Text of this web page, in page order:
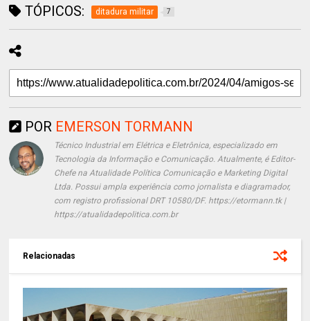
TÓPICOS: ditadura militar 7
POR EMERSON TORMANN
Técnico Industrial em Elétrica e Eletrônica, especializado em
Tecnologia da Informação e Comunicação. Atualmente, é Editor-
Chefe na Atualidade Política Comunicação e Marketing Digital
Ltda. Possui ampla experiência como jornalista e diagramador,
com registro profissional DRT 10580/DF. https://etormann.tk |
https://atualidadepolitica.com.br
Relacionadas